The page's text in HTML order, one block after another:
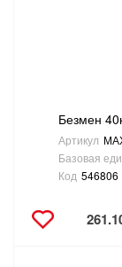
Безмен
Артикул
Базовая
Код 546806